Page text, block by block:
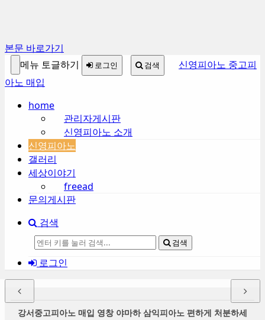
본문 바로가기
메뉴 토글하기
로그인 검색
신영피아노 중고피
아노 매입
home
관리자게시판
신영피아노 소개
신영피아노
갤러리
세상이야기
freead
문의게시판
검색
검색
로그인
강서중고피아노 매입 영창 야마하 삼익피아노 편하게 처분하세
Sketchbook5, 스케치북5
Sketchbook5, 스케치북5